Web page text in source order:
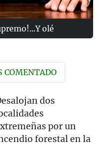
olé
COMENTADO
dos
por un
forestal en la